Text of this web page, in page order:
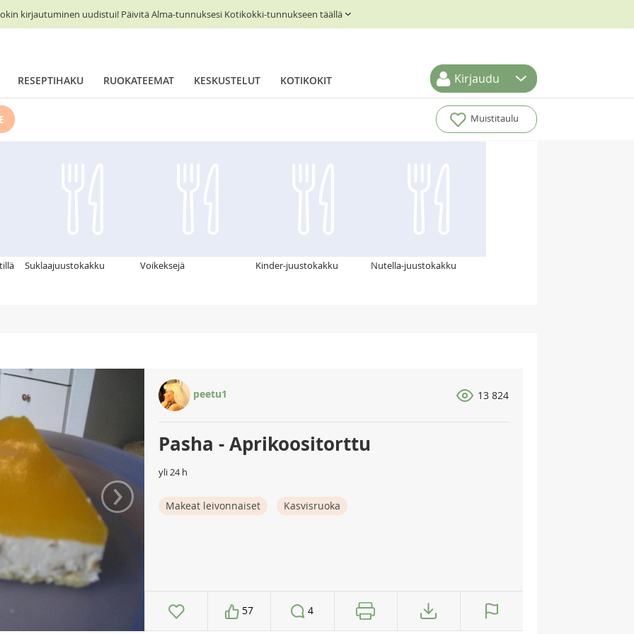
kirjautuminen uudistui! Päivitä Alma-tunnuksesi Kotikokki-tunnukseen täällä
RESEPTIHAKU RUOKATEEMAT KESKUSTELUT KOTIKOKIT Kirjaudu
Muistitaulu
Suklaajuustokakku Voikeksejä Kinder-juustokakku Nutella-juustokakku
›
peetu1 13 824
Pasha - Aprikoositorttu
yli 24 h
Makeat leivonnaiset Kasvisruoka
57 4